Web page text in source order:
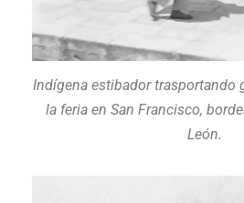
Indígena estibador trasportando
la feria en San Francisco,
León.